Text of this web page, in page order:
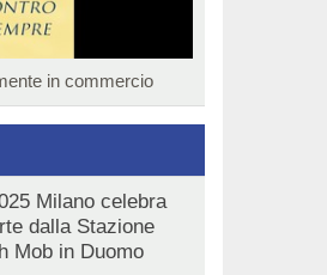
in commercio
Milano celebra
dalla Stazione
Mob in Duomo